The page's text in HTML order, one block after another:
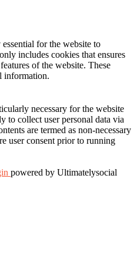
for the website to
includes cookies that ensures
of the website. These
information.
necessary for the website
to collect user personal data via
are termed as non-necessary
user consent prior to running
powered by Ultimatelysocial